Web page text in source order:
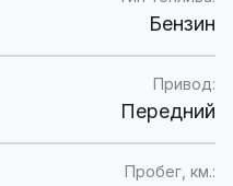
Бензин
Привод:
Передний
Пробег, км.: